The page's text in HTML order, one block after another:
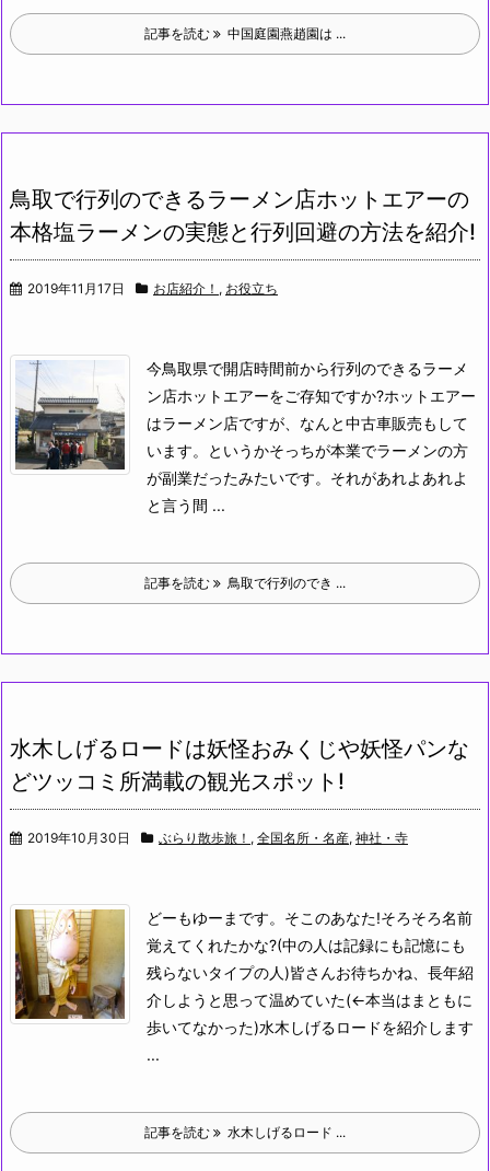
記事を読む 中国庭園燕趙園は ...
鳥取で行列のできるラーメン店ホットエアーの
本格塩ラーメンの実態と行列回避の方法を紹介!
2019年11月17日 お店紹介！ , お役立ち
今鳥取県で開店時間前から行列のできるラーメ
ン店ホットエアーをご存知ですか?ホットエアー
はラーメン店ですが、なんと中古車販売もして
います。というかそっちが本業でラーメンの方
が副業だったみたいです。それがあれよあれよ
と言う間 ...
記事を読む 鳥取で行列のでき ...
水木しげるロードは妖怪おみくじや妖怪パンな
どツッコミ所満載の観光スポット!
2019年10月30日 ぶらり散歩旅！ , 全国名所・名産, 神社・寺
どーもゆーまです。そこのあなた!そろそろ名前
覚えてくれたかな?(中の人は記録にも記憶にも
残らないタイプの人)皆さんお待ちかね、長年紹
介しようと思って温めていた(←本当はまともに
歩いてなかった)水木しげるロードを紹介します
...
記事を読む 水木しげるロード ...